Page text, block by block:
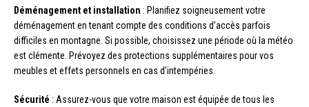
Déménagement et installation : Planifiez soigneusement votre
déménagement en tenant compte des conditions d’accès parfois
difficiles en montagne. Si possible, choisissez une période où la météo
est clémente. Prévoyez des protections supplémentaires pour vos
meubles et effets personnels en cas d’intempéries.
Sécurité : Assurez-vous que votre maison est équipée de tous les